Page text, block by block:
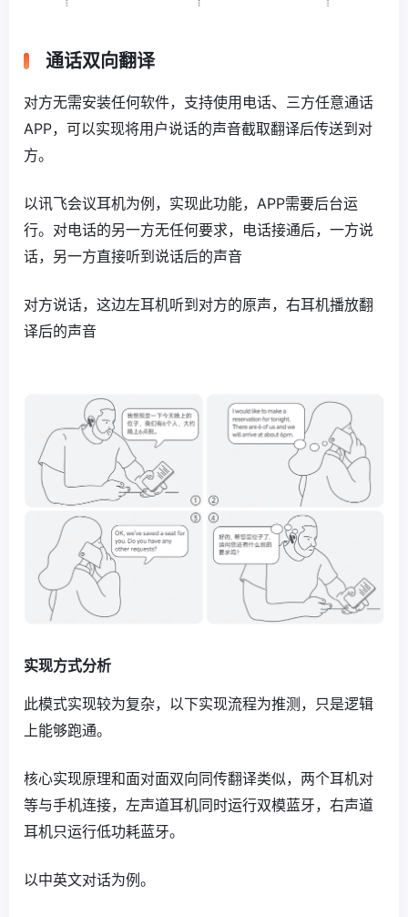
通话双向翻译
对方无需安装任何软件，支持使用电话、三方任意通话
APP，可以实现将用户说话的声音截取翻译后传送到对
方。
以讯飞会议耳机为例，实现此功能，APP需要后台运
行。对电话的另一方无任何要求，电话接通后，一方说
话，另一方直接听到说话后的声音
对方说话，这边左耳机听到对方的原声，右耳机播放翻
译后的声音
实现方式分析
此模式实现较为复杂，以下实现流程为推测，只是逻辑
上能够跑通。
核心实现原理和面对面双向同传翻译类似，两个耳机对
等与手机连接，左声道耳机同时运行双模蓝牙，右声道
耳机只运行低功耗蓝牙。
以中英文对话为例。